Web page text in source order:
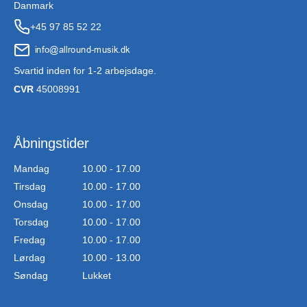
Danmark
+45 97 85 52 22
Svartid inden for 1-2 arbejsdage.
CVR 45008991
Åbningstider
Mandag
10.00 - 17.00
Tirsdag
10.00 - 17.00
Onsdag
10.00 - 17.00
Torsdag
10.00 - 17.00
Fredag
10.00 - 17.00
Lørdag
10.00 - 13.00
Søndag
Lukket